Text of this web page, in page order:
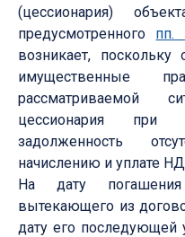
(цессионария)
предусмотренного пп.
возникает,
имущественные
рассматриваемой
цессионария при
задолженность
начислению и уплате
На дату
вытекающего из
дату его последующей